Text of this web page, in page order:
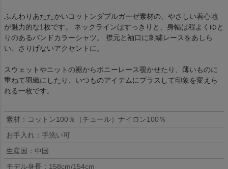
ふんわりあたたかいコットンダブルガーゼ素材の、やさしい着心地
が魅力的な1枚です。 ネックラインはすっきりと、身幅は程よくゆと
りのあるバンドカラーシャツ。 襟元と袖口に刺繍レースをあしら
い、さりげないアクセントに。
スウェットやニットの裾からポニーレース覗かせたり、薄いものに
重ねて羽織にしたり、いつものアイテムにプラスして印象を変えら
れる一枚です。
素材：コットン100％（チュール）ナイロン100％
お手入れ：手洗い可
生産国：中国
モデル身長：158cm/154cm